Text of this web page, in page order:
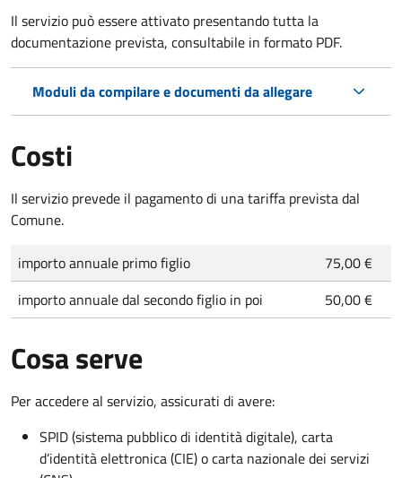
Il servizio può essere attivato presentando tutta la
documentazione prevista, consultabile in formato PDF.
Moduli da compilare e documenti da allegare
Costi
Il servizio prevede il pagamento di una tariffa prevista dal
Comune.
importo annuale primo figlio
75,00 €
importo annuale dal secondo figlio in poi
50,00 €
Cosa serve
Per accedere al servizio, assicurati di avere:
SPID (sistema pubblico di identità digitale), carta
d’identità elettronica (CIE) o carta nazionale dei servizi